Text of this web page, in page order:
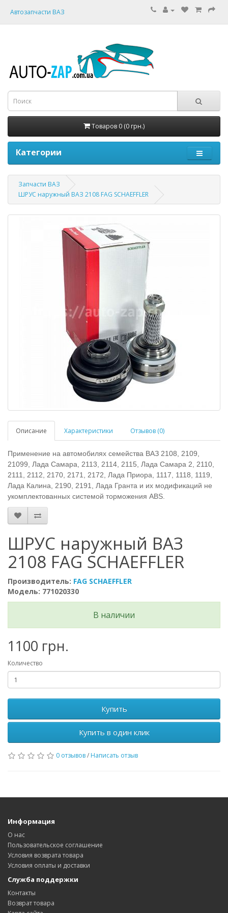
Автозапчасти ВАЗ
Товаров 0 (0 грн.)
Категории
Запчасти ВАЗ
ШРУС наружный ВАЗ 2108 FAG SCHAEFFLER
Описание Характеристики Отзывов (0)
Применение на автомобилях семейства ВАЗ 2108, 2109,
21099, Лада Самара, 2113, 2114, 2115, Лада Самара 2, 2110,
2111, 2112, 2170, 2171, 2172, Лада Приора, 1117, 1118, 1119,
Лада Калина, 2190, 2191, Лада Гранта и их модификаций не
укомплектованных системой торможения ABS.
ШРУС наружный ВАЗ
2108 FAG SCHAEFFLER
Производитель: FAG SCHAEFFLER
Модель: 771020330
В наличии
1100 грн.
Количество
Купить
Купить в один клик
0 отзывов/ Написать отзыв
Информация
О нас
Пользовательское соглашение
Условия возврата товара
Условия оплаты и доставки
Служба поддержки
Контакты
Возврат товара